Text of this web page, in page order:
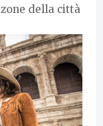
della città